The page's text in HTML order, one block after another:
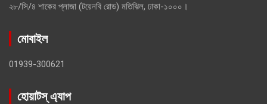
২৮/সি/৪ শাকের প্লাজা (টয়েনবি রোড) মতিঝিল, ঢাকা-১০০০।
মোবাইল
01939-300621
হোয়াটস্ এ্যাপ